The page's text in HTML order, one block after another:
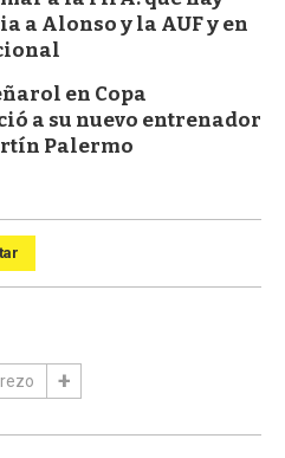
a Alonso y la AUF y en
en Copa
a su nuevo entrenador
Palermo